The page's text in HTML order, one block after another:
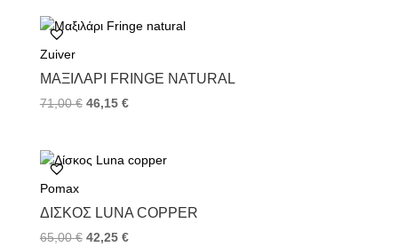
Zuiver
ΜΑΞΙΛΆΡΙ FRINGE NATURAL
71,00€ 46,15 €
Pomax
ΔΊΣΚΟΣ LUNA COPPER
65,00€ 42,25 €